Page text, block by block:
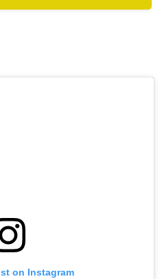
on Instagram